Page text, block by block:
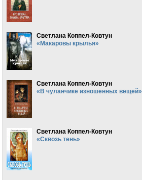
Светлана Коппел-Ковтун
«Макаровы крылья»
Светлана Коппел-Ковтун
«В чуланчике изношенных вещей»
Светлана Коппел-Ковтун
«Сквозь тень»